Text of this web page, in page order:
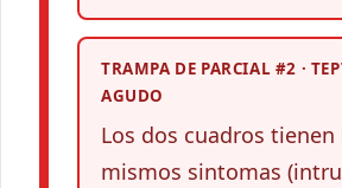
TRAMPA DE PARCIAL #2 ·
AGUDO
Los dos cuadros tienen
mismos sintomas